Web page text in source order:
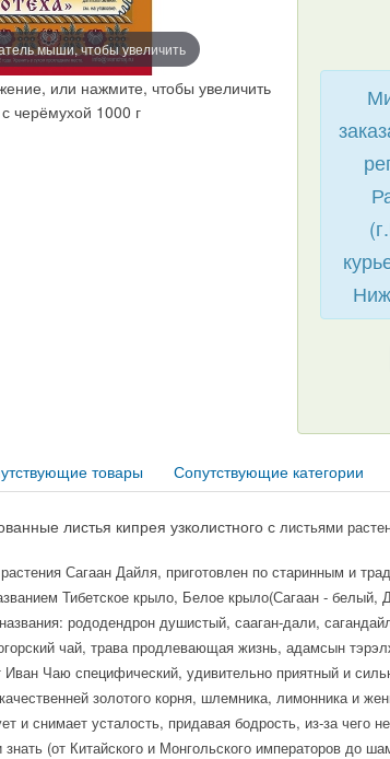
мыши, чтобы увеличить
или нажмите, чтобы увеличить
черёмухой 1000 г
товары Сопутствующие категории
листья кипрея узколистного с листьями
Сагаан Дайля, приготовлен по старинным и
Тибетское крыло, Белое крыло(Сагаан - белый,
рододендрон душистый, сааган-дали,
чай, трава продлевающая жизнь, адамсын
Чаю специфический, удивительно приятный и
золотого корня, шлемника, лимонника и
и снимает усталость, придавая бодрость, из-за чего
(от Китайского и Монгольского императоров до